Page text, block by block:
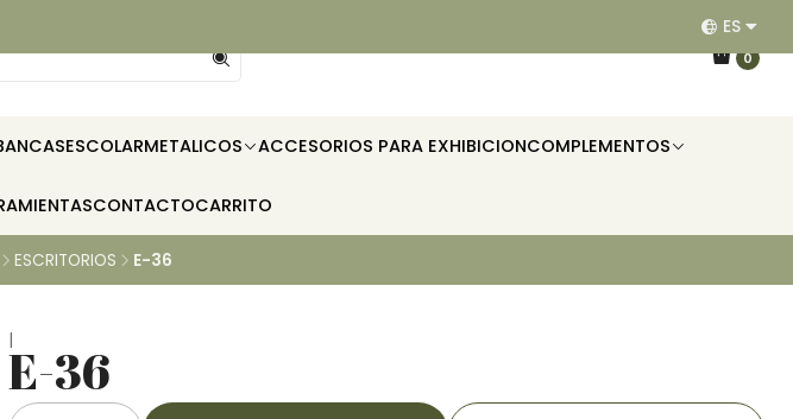
0
ESCOLARMETALICOS ACCESORIOS PARA EXHIBICIONCOMPLEMENTOS
CONTACTOCARRITO
EQUIPAMOS RESTAURANTES, HOTELES, OFICINAS E
ES
ESCRITORIOS E-36
|E-36